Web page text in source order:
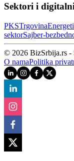
Sektori i
PKSTrgovina
sektor
© 2026 BizSrbija.rs -
O namaPolitika